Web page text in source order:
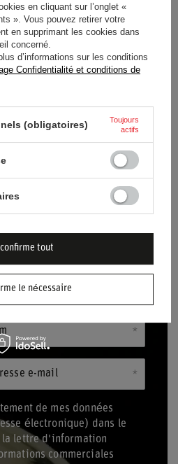
25,30 € / article
vous à notre
e-mail
de mes données
électronique) dans le
la lettre d'information
commerciales
en cliquant sur l’onglet «
». Vous pouvez retirer votre
en supprimant les cookies dans
concerné.
d’informations sur les conditions
Confidentialité et conditions de
(obligatoires)
Toujours
actifs
le nécessaire
confirme tout